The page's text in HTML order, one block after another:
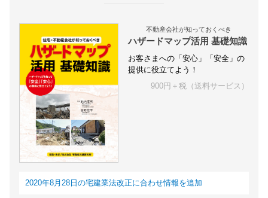
不動産会社が知っておくべき
ハザードマップ活用 基礎知識
お客さまへの「安心」「安全」の
提供に役立てよう！
900円＋税（送料サービス）
2020年8月28日の宅建業法改正に合わせ情報を追加